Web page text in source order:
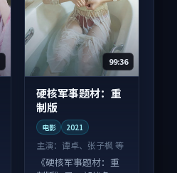
99:36
硬核军事题材：重
制版
电影 2021
主演：谭卓、张子枫 等
《硬核军事题材：重